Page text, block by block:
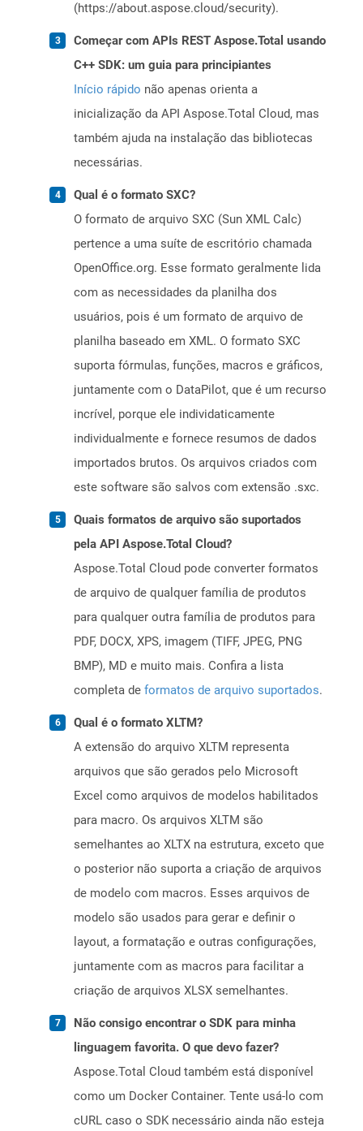
(https://about.aspose.cloud/security).
Começar com APIs REST Aspose.Total usando
C++ SDK: um guia para principiantes
Início rápido não apenas orienta a
inicialização da API Aspose.Total Cloud, mas
também ajuda na instalação das bibliotecas
necessárias.
Qual é o formato SXC?
O formato de arquivo SXC (Sun XML Calc)
pertence a uma suíte de escritório chamada
OpenOffice.org. Esse formato geralmente lida
com as necessidades da planilha dos
usuários, pois é um formato de arquivo de
planilha baseado em XML. O formato SXC
suporta fórmulas, funções, macros e gráficos,
juntamente com o DataPilot, que é um recurso
incrível, porque ele individaticamente
individualmente e fornece resumos de dados
importados brutos. Os arquivos criados com
este software são salvos com extensão .sxc.
Quais formatos de arquivo são suportados
pela API Aspose.Total Cloud?
Aspose.Total Cloud pode converter formatos
de arquivo de qualquer família de produtos
para qualquer outra família de produtos para
PDF, DOCX, XPS, imagem (TIFF, JPEG, PNG
BMP), MD e muito mais. Confira a lista
completa de formatos de arquivo suportados.
Qual é o formato XLTM?
A extensão do arquivo XLTM representa
arquivos que são gerados pelo Microsoft
Excel como arquivos de modelos habilitados
para macro. Os arquivos XLTM são
semelhantes ao XLTX na estrutura, exceto que
o posterior não suporta a criação de arquivos
de modelo com macros. Esses arquivos de
modelo são usados ​​para gerar e definir o
layout, a formatação e outras configurações,
juntamente com as macros para facilitar a
criação de arquivos XLSX semelhantes.
Não consigo encontrar o SDK para minha
linguagem favorita. O que devo fazer?
Aspose.Total Cloud também está disponível
como um Docker Container. Tente usá-lo com
cURL caso o SDK necessário ainda não esteja